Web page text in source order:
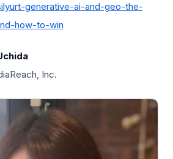
generative-ai-and-geo-the-
how-to-win
Inc.